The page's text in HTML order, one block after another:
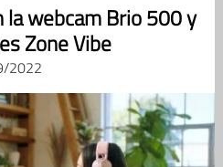
la webcam Brio 500 y
Zone Vibe
2022